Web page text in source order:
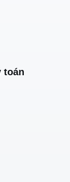
toán